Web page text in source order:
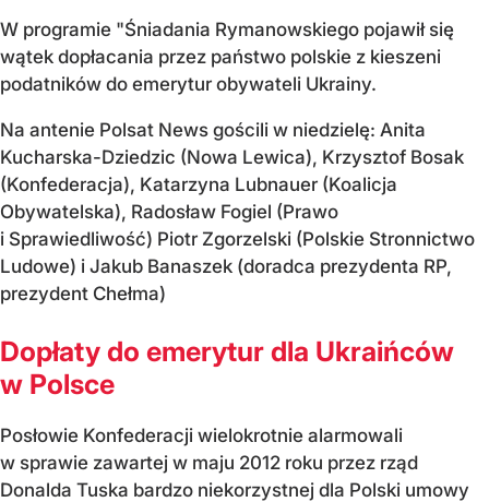
W programie "Śniadania Rymanowskiego pojawił się
wątek dopłacania przez państwo polskie z kieszeni
podatników do emerytur obywateli Ukrainy.
Na antenie Polsat News gościli w niedzielę: Anita
Kucharska-Dziedzic (Nowa Lewica), Krzysztof Bosak
(Konfederacja), Katarzyna Lubnauer (Koalicja
Obywatelska), Radosław Fogiel (Prawo
i Sprawiedliwość) Piotr Zgorzelski (Polskie Stronnictwo
Ludowe) i Jakub Banaszek (doradca prezydenta RP,
prezydent Chełma)
Dopłaty do emerytur dla Ukraińców
w Polsce
Posłowie Konfederacji wielokrotnie alarmowali
w sprawie zawartej w maju 2012 roku przez rząd
Donalda Tuska bardzo niekorzystnej dla Polski umowy